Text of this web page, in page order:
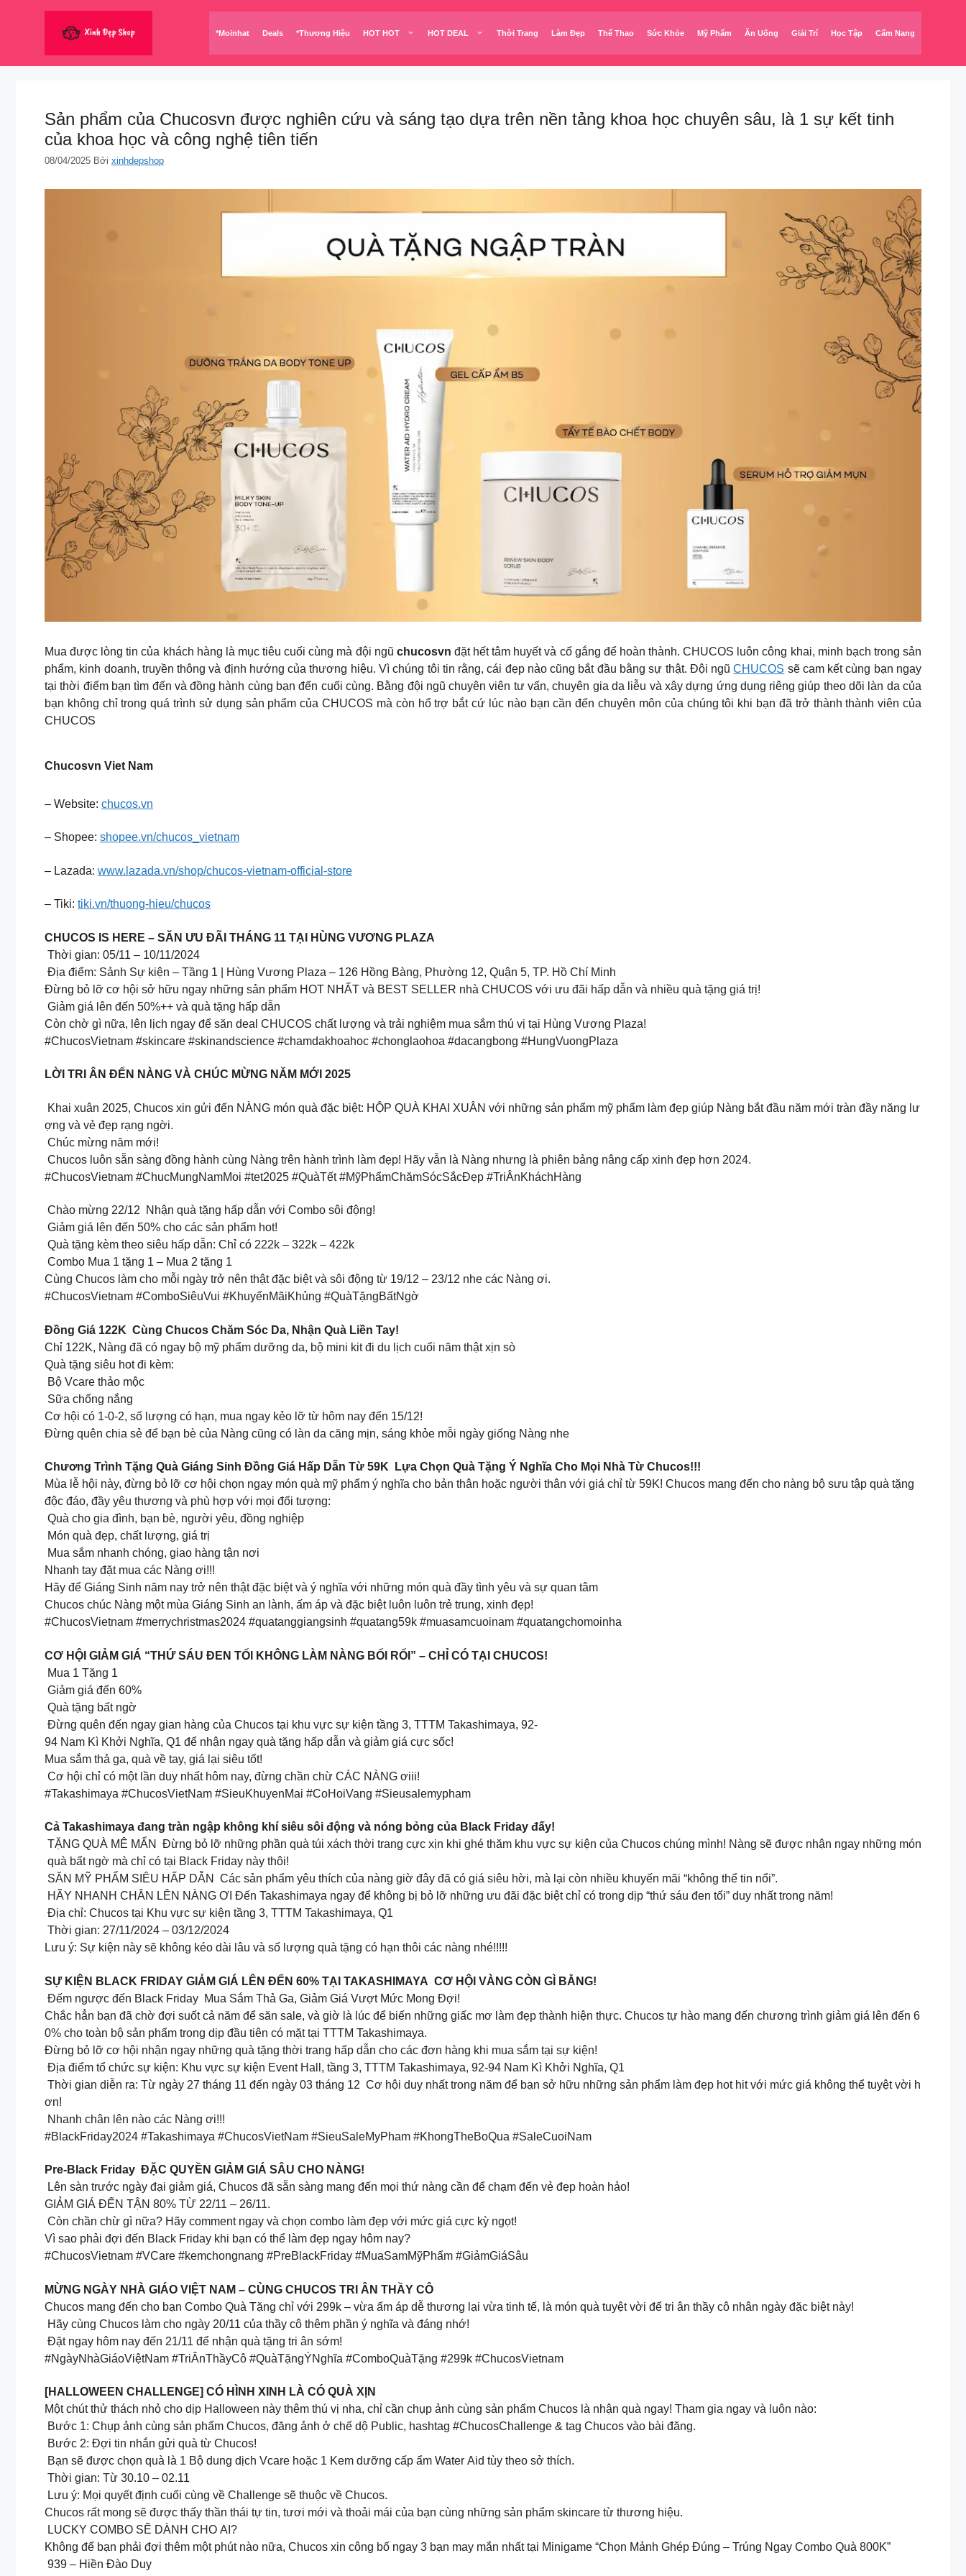
*Moinhat Deals *Thương Hiệu HOT HOT HOT DEAL Thời Trang Làm Đẹp Thể Thao Sức Khỏe Mỹ Phẩm Ăn Uống Giải Trí Học Tập Cẩm Nang
Sản phẩm của Chucosvn được nghiên cứu và sáng tạo dựa trên nền tảng khoa học chuyên sâu, là 1 sự kết tinh
của khoa học và công nghệ tiên tiến
08/04/2025 Bởi xinhdepshop
Mua được lòng tin của khách hàng là mục tiêu cuối cùng mà đội ngũ chucosvn đặt hết tâm huyết và cố gắng để hoàn thành. CHUCOS luôn công khai, minh bạch trong sản
phẩm, kinh doanh, truyền thông và định hướng của thương hiệu. Vì chúng tôi tin rằng, cái đẹp nào cũng bắt đầu bằng sự thật. Đội ngũCHUCOS sẽ cam kết cùng bạn ngay
tại thời điểm bạn tìm đến và đồng hành cùng bạn đến cuối cùng. Bằng đội ngũ chuyên viên tư vấn, chuyên gia da liễu và xây dựng ứng dụng riêng giúp theo dõi làn da của
bạn không chỉ trong quá trình sử dụng sản phẩm của CHUCOS mà còn hổ trợ bắt cứ lúc nào bạn cần đến chuyên môn của chúng tôi khi bạn đã trở thành thành viên của
CHUCOS
Chucosvn Viet Nam
– Website: chucos.vn
– Shopee: shopee.vn/chucos_vietnam
– Lazada: www.lazada.vn/shop/chucos-vietnam-official-store
– Tiki: tiki.vn/thuong-hieu/chucos
CHUCOS IS HERE – SĂN ƯU ĐÃI THÁNG 11 TẠI HÙNG VƯƠNG PLAZA
Thời gian: 05/11 – 10/11/2024
Địa điểm: Sảnh Sự kiện – Tầng 1 | Hùng Vương Plaza – 126 Hồng Bàng, Phường 12, Quận 5, TP. Hồ Chí Minh
Đừng bỏ lỡ cơ hội sở hữu ngay những sản phẩm HOT NHẤT và BEST SELLER nhà CHUCOS với ưu đãi hấp dẫn và nhiều quà tặng giá trị!
Giảm giá lên đến 50%++ và quà tặng hấp dẫn
Còn chờ gì nữa, lên lịch ngay để săn deal CHUCOS chất lượng và trải nghiệm mua sắm thú vị tại Hùng Vương Plaza!
#ChucosVietnam #skincare #skinandscience #chamdakhoahoc #chonglaohoa #dacangbong #HungVuongPlaza
LỜI TRI ÂN ĐẾN NÀNG VÀ CHÚC MỪNG NĂM MỚI 2025
Khai xuân 2025, Chucos xin gửi đến NÀNG món quà đặc biệt: HỘP QUÀ KHAI XUÂN với những sản phẩm mỹ phẩm làm đẹp giúp Nàng bắt đầu năm mới tràn đầy năng lư
ợng và vẻ đẹp rạng ngời.
Chúc mừng năm mới!
Chucos luôn sẵn sàng đồng hành cùng Nàng trên hành trình làm đẹp! Hãy vẫn là Nàng nhưng là phiên bảng nâng cấp xinh đẹp hơn 2024.
#ChucosVietnam #ChucMungNamMoi #tet2025 #QuàTết #MỹPhẩmChămSócSắcĐẹp #TriÂnKháchHàng
Chào mừng 22/12 Nhận quà tặng hấp dẫn với Combo sôi động!
Giảm giá lên đến 50% cho các sản phẩm hot!
Quà tặng kèm theo siêu hấp dẫn: Chỉ có 222k – 322k – 422k
Combo Mua 1 tặng 1 – Mua 2 tặng 1
Cùng Chucos làm cho mỗi ngày trở nên thật đặc biệt và sôi động từ 19/12 – 23/12 nhe các Nàng ơi.
#ChucosVietnam #ComboSiêuVui #KhuyếnMãiKhủng #QuàTặngBấtNgờ
Đồng Giá 122K Cùng Chucos Chăm Sóc Da, Nhận Quà Liền Tay!
Chỉ 122K, Nàng đã có ngay bộ mỹ phẩm dưỡng da, bộ mini kit đi du lịch cuối năm thật xịn sò
Quà tặng siêu hot đi kèm:
Bộ Vcare thảo mộc
Sữa chống nắng
Cơ hội có 1-0-2, số lượng có hạn, mua ngay kẻo lỡ từ hôm nay đến 15/12!
Đừng quên chia sẻ để bạn bè của Nàng cũng có làn da căng mịn, sáng khỏe mỗi ngày giống Nàng nhe
Chương Trình Tặng Quà Giáng Sinh Đồng Giá Hấp Dẫn Từ 59K Lựa Chọn Quà Tặng Ý Nghĩa Cho Mọi Nhà Từ Chucos!!!
Mùa lễ hội này, đừng bỏ lỡ cơ hội chọn ngay món quà mỹ phẩm ý nghĩa cho bản thân hoặc người thân với giá chỉ từ 59K! Chucos mang đến cho nàng bộ sưu tập quà tặng
độc đáo, đầy yêu thương và phù hợp với mọi đối tượng:
Quà cho gia đình, bạn bè, người yêu, đồng nghiệp
Món quà đẹp, chất lượng, giá trị
Mua sắm nhanh chóng, giao hàng tận nơi
Nhanh tay đặt mua các Nàng ơi!!!
Hãy để Giáng Sinh năm nay trở nên thật đặc biệt và ý nghĩa với những món quà đầy tình yêu và sự quan tâm
Chucos chúc Nàng một mùa Giáng Sinh an lành, ấm áp và đặc biệt luôn luôn trẻ trung, xinh đẹp!
#ChucosVietnam #merrychristmas2024 #quatanggiangsinh #quatang59k #muasamcuoinam #quatangchomoinha
CƠ HỘI GIẢM GIÁ “THỨ SÁU ĐEN TỐI KHÔNG LÀM NÀNG BỐI RỐI” – CHỈ CÓ TẠI CHUCOS!
Mua 1 Tặng 1
Giảm giá đến 60%
Quà tặng bất ngờ
Đừng quên đến ngay gian hàng của Chucos tại khu vực sự kiện tầng 3, TTTM Takashimaya, 92-
94 Nam Kì Khởi Nghĩa, Q1 để nhận ngay quà tặng hấp dẫn và giảm giá cực sốc!
Mua sắm thả ga, quà về tay, giá lại siêu tốt!
Cơ hội chỉ có một lần duy nhất hôm nay, đừng chần chừ CÁC NÀNG ơiii!
#Takashimaya #ChucosVietNam #SieuKhuyenMai #CoHoiVang #Sieusalemypham
Cả Takashimaya đang tràn ngập không khí siêu sôi động và nóng bỏng của Black Friday đấy!
TẶNG QUÀ MÊ MẨN Đừng bỏ lỡ những phần quà túi xách thời trang cực xịn khi ghé thăm khu vực sự kiện của Chucos chúng mình! Nàng sẽ được nhận ngay những món
quà bất ngờ mà chỉ có tại Black Friday này thôi!
SĂN MỸ PHẨM SIÊU HẤP DẪN Các sản phẩm yêu thích của nàng giờ đây đã có giá siêu hời, mà lại còn nhiều khuyến mãi “không thể tin nổi”.
HÃY NHANH CHÂN LÊN NÀNG ƠI Đến Takashimaya ngay để không bị bỏ lỡ những ưu đãi đặc biệt chỉ có trong dịp “thứ sáu đen tối” duy nhất trong năm!
Địa chỉ: Chucos tại Khu vực sự kiện tầng 3, TTTM Takashimaya, Q1
Thời gian: 27/11/2024 – 03/12/2024
Lưu ý: Sự kiện này sẽ không kéo dài lâu và số lượng quà tặng có hạn thôi các nàng nhé!!!!!
SỰ KIỆN BLACK FRIDAY GIẢM GIÁ LÊN ĐẾN 60% TẠI TAKASHIMAYA CƠ HỘI VÀNG CÒN GÌ BẰNG!
Đếm ngược đến Black Friday Mua Sắm Thả Ga, Giảm Giá Vượt Mức Mong Đợi!
Chắc hẳn bạn đã chờ đợi suốt cả năm để săn sale, và giờ là lúc để biến những giấc mơ làm đẹp thành hiện thực. Chucos tự hào mang đến chương trình giảm giá lên đến 6
0% cho toàn bộ sản phẩm trong dịp đầu tiên có mặt tại TTTM Takashimaya.
Đừng bỏ lỡ cơ hội nhận ngay những quà tặng thời trang hấp dẫn cho các đơn hàng khi mua sắm tại sự kiện!
Địa điểm tổ chức sự kiện: Khu vực sự kiện Event Hall, tầng 3, TTTM Takashimaya, 92-94 Nam Kì Khởi Nghĩa, Q1
Thời gian diễn ra: Từ ngày 27 tháng 11 đến ngày 03 tháng 12 Cơ hội duy nhất trong năm để bạn sở hữu những sản phẩm làm đẹp hot hit với mức giá không thể tuyệt vời h
ơn!
Nhanh chân lên nào các Nàng ơi!!!
#BlackFriday2024 #Takashimaya #ChucosVietNam #SieuSaleMyPham #KhongTheBoQua #SaleCuoiNam
Pre-Black Friday ĐẶC QUYỀN GIẢM GIÁ SÂU CHO NÀNG!
Lên sàn trước ngày đại giảm giá, Chucos đã sẵn sàng mang đến mọi thứ nàng cần để chạm đến vẻ đẹp hoàn hảo!
GIẢM GIÁ ĐẾN TẬN 80% TỪ 22/11 – 26/11.
Còn chần chừ gì nữa? Hãy comment ngay và chọn combo làm đẹp với mức giá cực kỳ ngọt!
Vì sao phải đợi đến Black Friday khi bạn có thể làm đẹp ngay hôm nay?
#ChucosVietnam #VCare #kemchongnang #PreBlackFriday #MuaSamMỹPhẩm #GiảmGiáSâu
MỪNG NGÀY NHÀ GIÁO VIỆT NAM – CÙNG CHUCOS TRI ÂN THẦY CÔ
Chucos mang đến cho bạn Combo Quà Tặng chỉ với 299k – vừa ấm áp dễ thương lại vừa tinh tế, là món quà tuyệt vời để tri ân thầy cô nhân ngày đặc biệt này!
Hãy cùng Chucos làm cho ngày 20/11 của thầy cô thêm phần ý nghĩa và đáng nhớ!
Đặt ngay hôm nay đến 21/11 để nhận quà tặng tri ân sớm!
#NgàyNhàGiáoViệtNam #TriÂnThầyCô #QuàTặngÝNghĩa #ComboQuàTặng #299k #ChucosVietnam
[HALLOWEEN CHALLENGE] CÓ HÌNH XINH LÀ CÓ QUÀ XỊN
Một chút thử thách nhỏ cho dịp Halloween này thêm thú vị nha, chỉ cần chụp ảnh cùng sản phẩm Chucos là nhận quà ngay! Tham gia ngay và luôn nào:
Bước 1: Chụp ảnh cùng sản phẩm Chucos, đăng ảnh ở chế dộ Public, hashtag #ChucosChallenge & tag Chucos vào bài đăng.
Bước 2: Đợi tin nhắn gửi quà từ Chucos!
Bạn sẽ được chọn quà là 1 Bộ dung dịch Vcare hoặc 1 Kem dưỡng cấp ẩm Water Aid tùy theo sở thích.
Thời gian: Từ 30.10 – 02.11
Lưu ý: Mọi quyết định cuối cùng về Challenge sẽ thuộc về Chucos.
Chucos rất mong sẽ được thấy thần thái tự tin, tươi mới và thoải mái của bạn cùng những sản phẩm skincare từ thương hiệu.
︎ LUCKY COMBO SẼ DÀNH CHO AI?
Không để bạn phải đợi thêm một phút nào nữa, Chucos xin công bố ngay 3 bạn may mắn nhất tại Minigame “Chọn Mảnh Ghép Đúng – Trúng Ngay Combo Quà 800K”
︎ 939 – Hiền Đào Duy